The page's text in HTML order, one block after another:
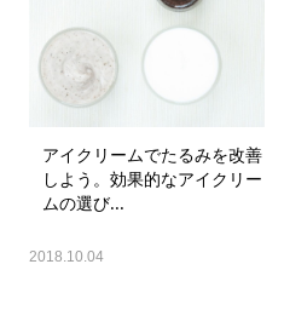
アイクリームでたるみを改善
しよう。効果的なアイクリー
ムの選び...
2018.10.04